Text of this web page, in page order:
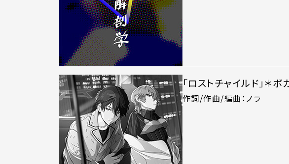
「ロストチャイルド」＊
作詞/作曲/編曲：ノラ